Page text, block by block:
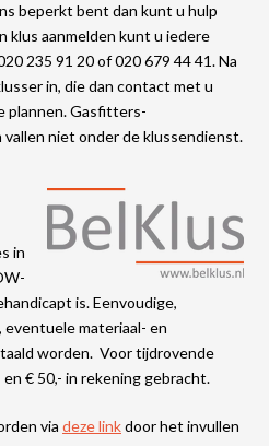
beperkt bent dan kunt u hulp
klus aanmelden kunt u iedere
235 91 20 of 020 679 44 41. Na
in, die dan contact met u
plannen. Gasfitters-
niet onder de klussendienst.
in
is. Eenvoudige,
materiaal- en
worden. Voor tijdrovende
€ 50,- in rekening gebracht.
via deze linkdoor het invullen